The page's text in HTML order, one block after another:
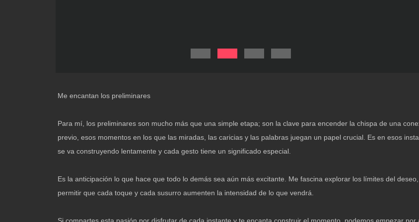
Me encantan los preliminares
Para mí, los preliminares son mucho más que una simple etapa; son la clave para encender la chispa de una
previo, esos momentos en los que las miradas, las caricias y las palabras juegan un papel crucial. Es en esos
se va construyendo lentamente y cada gesto tiene un significado especial.
Es la anticipación lo que hace que todo lo demás sea aún más excitante. Me fascina explorar los límites del
permitir que cada toque y cada susurro aumenten la intensidad de lo que vendrá.
Si compartes esta pasión por disfrutar de cada instante y te encanta construir el momento, podemos empezar